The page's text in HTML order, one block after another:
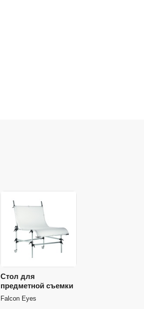
Стол для
предметной съемки
Falcon Eyes